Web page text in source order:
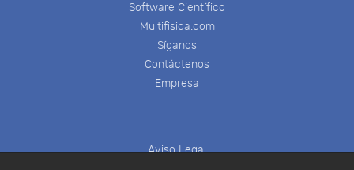
Software Científico
Multifisica.com
Síganos
Contáctenos
Empresa
Aviso Legal